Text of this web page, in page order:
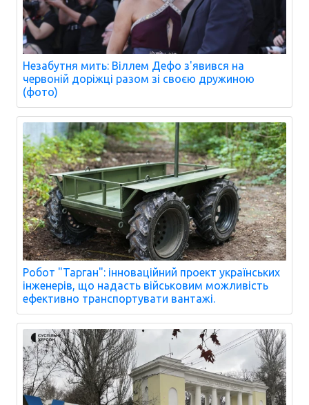
Незабутня мить: Віллем Дефо з'явився на
червоній доріжці разом зі своєю дружиною
(фото)
Робот "Тарган": інноваційний проект українських
інженерів, що надасть військовим можливість
ефективно транспортувати вантажі.